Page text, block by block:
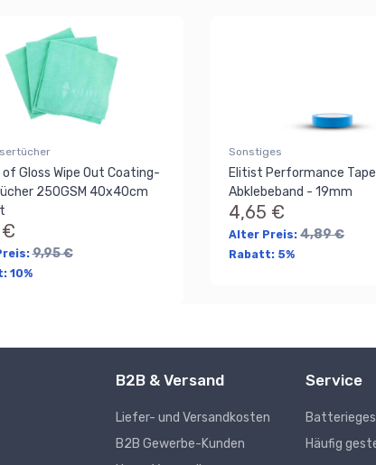
of Gloss Wipe Out Coating-
250GSM 40x40cm
€
9,95 €
10%
Sonstiges
Elitist Performance
Abklebeband - 19mm
4,65 €
Alter Preis: 4,89 €
Rabatt: 5%
B2B & Versand
Liefer- und Versandkosten
B2B Gewerbe-Kunden
Service
Häufig